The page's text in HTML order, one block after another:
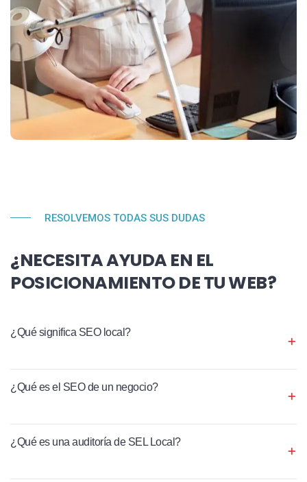
RESOLVEMOS TODAS SUS DUDAS
¿NECESITA AYUDA EN EL
POSICIONAMIENTO DE TU WEB?
¿Qué significa SEO local?
¿Qué es el SEO de un negocio?
¿Qué es una auditoría de SEL Local?